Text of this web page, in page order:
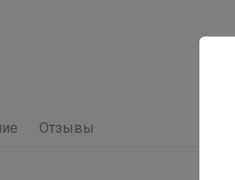
Отзывы